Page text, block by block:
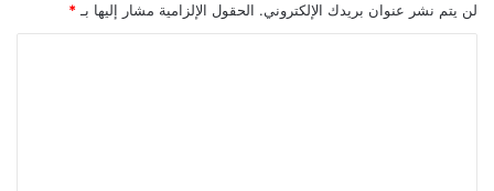
لن يتم نشر عنوان بريدك الإلكتروني. الحقول الإلزامية مشار إليها بـ *